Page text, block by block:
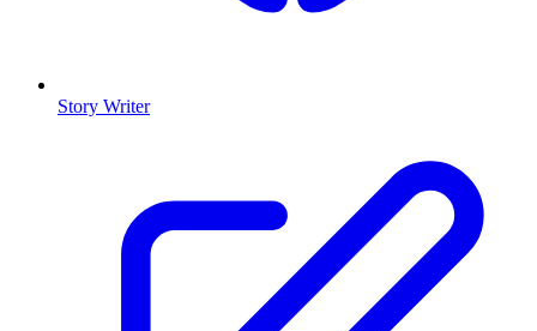
Story Writer